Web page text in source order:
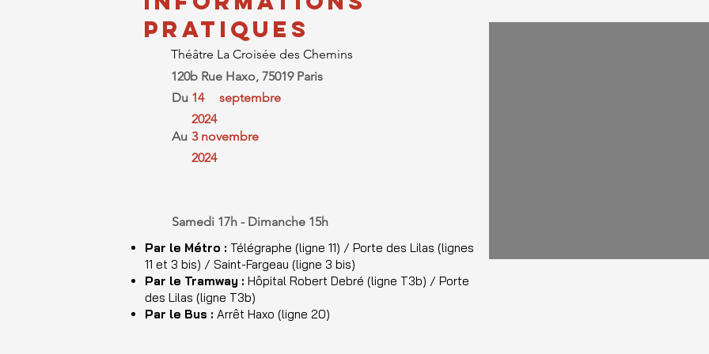
C'est alors que se rencontrent deux
PRATIQUES
Théâtre La Croisée des Chemins
120b Rue Haxo, 75019 Paris
Du
Au
14 septembre
2024
3 novembre
2024
Samedi 17h - Dimanche 15h
Par le Métro : Télégraphe (ligne 11) / Porte des Lilas (lignes
11 et 3 bis) / Saint-Fargeau (ligne 3 bis)
Par le Tramway : Hôpital Robert Debré (ligne T3b) / Porte
des Lilas (ligne T3b)
Par le Bus : Arrêt Haxo (ligne 20)